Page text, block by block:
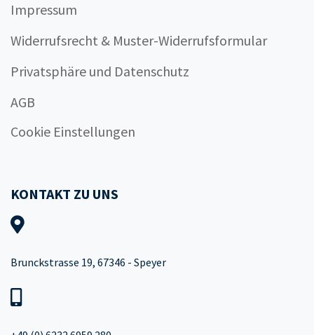
Impressum
Widerrufsrecht & Muster-Widerrufsformular
Privatsphäre und Datenschutz
AGB
Cookie Einstellungen
KONTAKT ZU UNS
Brunckstrasse 19, 67346 - Speyer